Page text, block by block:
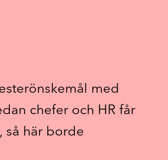
med
chefer och HR får
så här borde